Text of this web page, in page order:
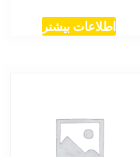
اطلاعات بیشتر